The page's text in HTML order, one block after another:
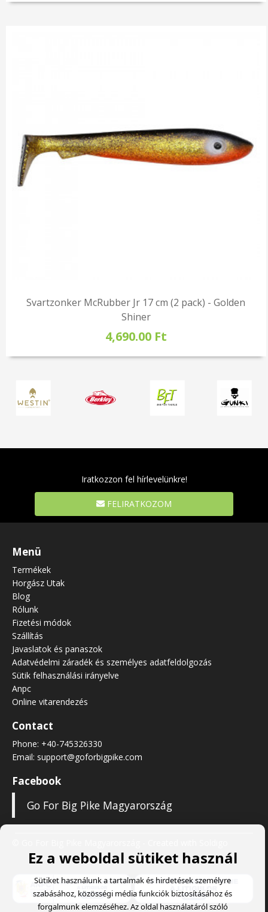
Svartzonker McRubber Jr 17 cm (2 pack) - Golden
Shiner
4,690.00 Ft
Iratkozzon fel hírlevelünkre!
FELIRATKOZOM
Menü
Termékek
Horgász Utak
Blog
Rólunk
Fizetési módok
Szállítás
Javaslatok és panaszok
Adatvédelmi záradék és személyes adatfeldolgozás
Sütik felhasználási irányelve
Anpc
Online vitarendezés
Contact
Phone: +40-745326330
Email: support@goforbigpike.com
Facebook
Go For Big Pike Magyarország
Ez a weboldal sütiket használ
Sütiket használunk a tartalmak és hirdetések személyre
szabásához, közösségi média funkciók biztosításához és
forgalmunk elemzéséhez. Az oldal használatáról szóló